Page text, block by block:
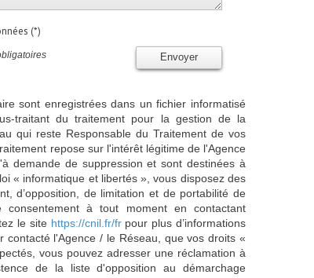
(*)
Envoyer
sont enregistrées dans un fichier informatisé
traitant du traitement pour la gestion de la
qui reste Responsable du Traitement de vos
repose sur l'intérêt légitime de l'Agence
demande de suppression et sont destinées à
« informatique et libertés », vous disposez des
d’opposition, de limitation et de portabilité de
à tout moment en contactant
le site https://cnil.fr/frpour plus d’informations
l'Agence / le Réseau, que vos droits «
vous pouvez adresser une réclamation à
de la liste d'opposition au démarchage